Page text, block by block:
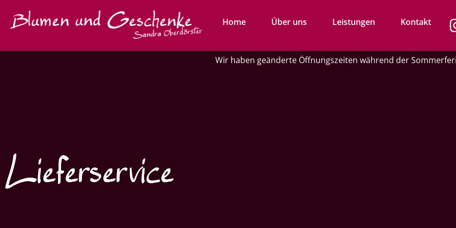
Home Über uns Leistungen Kontakt
Wir haben geänderte Öffnungszeiten während der
Lieferservice